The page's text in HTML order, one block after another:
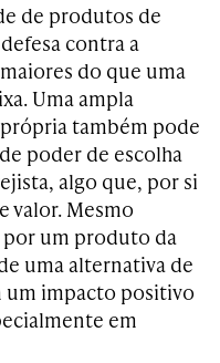
de produtos de
contra a
do que uma
Uma ampla
também pode
poder de escolha
algo que, por si
valor. Mesmo
um produto da
uma alternativa de
impacto positivo
em